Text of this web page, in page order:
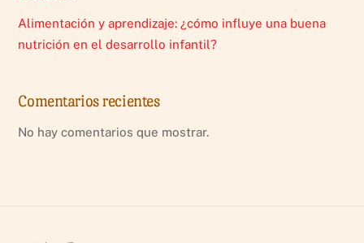
Alimentación y aprendizaje: ¿cómo influye una buena
nutrición en el desarrollo infantil?
Comentarios recientes
No hay comentarios que mostrar.